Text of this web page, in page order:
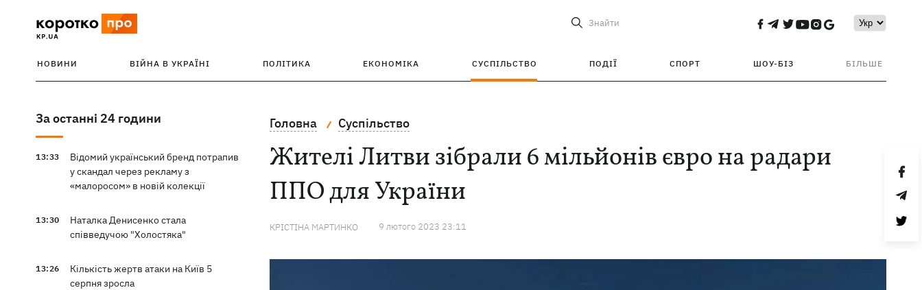
Знайти
НОВИНИ ВІЙНА В УКРАЇНІ ПОЛІТИКА ЕКОНОМІКА СУСПІЛЬСТВО ПОДІЇ СПОРТ ШОУ-БІЗ БІЛЬШЕ
За останні 24 години
13:33
Відомий український бренд потрапив
у скандал через рекламу з
«малоросом» в новій колекції
13:30
Наталка Денисенко стала
співведучою "Холостяка"
13:26
Кількість жертв атаки на Київ 5
серпня зросла
Головна Суспільство
Жителі Литви зібрали 6 мільйонів євро на радари
ППО для України
КРІСТІНА МАРТИНКО 9 лютого 2023 23:11